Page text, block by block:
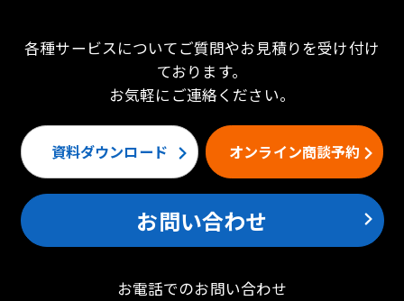
各種サービスについてご質問やお見積りを受け付け
ております。
お気軽にご連絡ください。
資料ダウンロード オンライン商談予約
お問い合わせ
お電話でのお問い合わせ